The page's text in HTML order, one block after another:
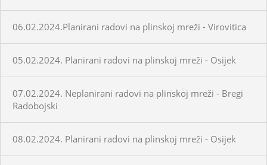
06.02.2024.Planirani radovi na plinskoj mreži - Virovitica
05.02.2024. Planirani radovi na plinskoj mreži - Osijek
07.02.2024. Neplanirani radovi na plinskoj mreži - Bregi
Radobojski
08.02.2024. Planirani radovi na plinskoj mreži - Osijek